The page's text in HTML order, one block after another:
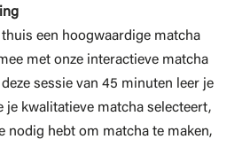
een hoogwaardige matcha
met onze interactieve matcha
sessie van 45 minuten leer je
je kwalitatieve matcha selecteert,
nodig hebt om matcha te maken,